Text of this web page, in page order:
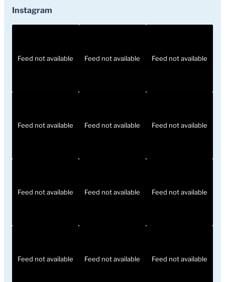
Instagram
Feed not available Feed not available Feed not available
Feed not available Feed not available Feed not available
Feed not available Feed not available Feed not available
Feed not available Feed not available Feed not available